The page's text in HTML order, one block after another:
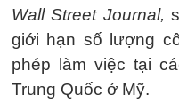
Wall Street Journal,
giới hạn số lượng
phép làm việc tại
Trung Quốc ở Mỹ.